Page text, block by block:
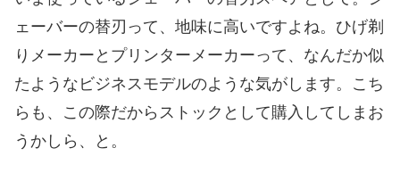
ェーバーの替刃って、地味に高いですよね。ひげ剃
りメーカーとプリンターメーカーって、なんだか似
たようなビジネスモデルのような気がします。こち
らも、この際だからストックとして購入してしまお
うかしら、と。